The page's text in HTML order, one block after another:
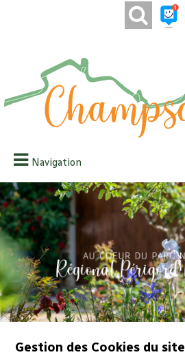
Navigation
Gestion des Cookies du site